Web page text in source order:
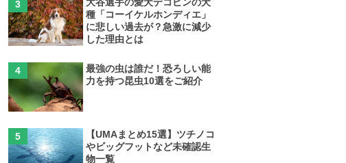
大谷選手の愛犬デコピンの犬
種「コーイケルホンディエ」
に悲しい過去が？急激に減少
した理由とは
最強の虫は誰だ！恐ろしい能
力を持つ昆虫10選をご紹介
【UMAまとめ15選】ツチノコ
やビッグフットなど未確認生
物一覧